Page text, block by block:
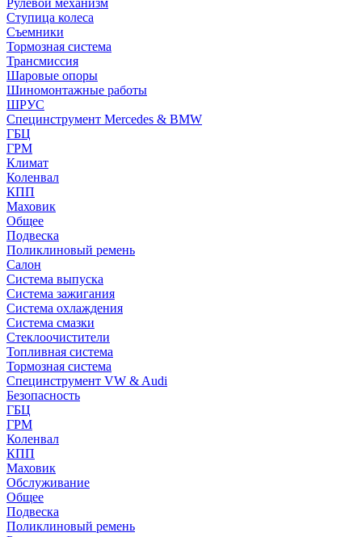
Рулевой механизм
Ступица колеса
Съемники
Тормозная система
Трансмиссия
Шаровые опоры
Шиномонтажные работы
ШРУС
Специнструмент Mercedes & BMW
ГБЦ
ГРМ
Климат
Коленвал
КПП
Маховик
Общее
Подвеска
Поликлиновый ремень
Салон
Система выпуска
Система зажигания
Система охлаждения
Система смазки
Стеклоочистители
Топливная система
Тормозная система
Специнструмент VW & Audi
Безопасность
ГБЦ
ГРМ
Коленвал
КПП
Маховик
Обслуживание
Общее
Подвеска
Поликлиновый ремень